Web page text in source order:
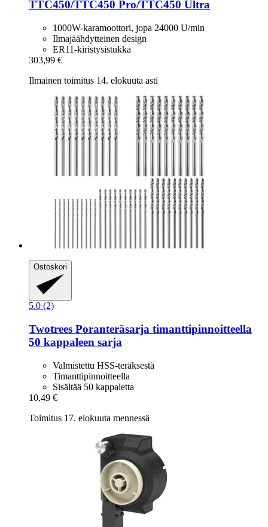
TTC450/TTC450 Pro/TTC450 Ultra
1000W-karamoottori, jopa 24000 U/min
Ilmajäähdytteinen design
ER11-kiristysistukka
303,99 €
Ilmainen toimitus 14. elokuuta asti
Ostoskori
5.0 (2)
Twotrees Poranteräsarja timanttipinnoitteella
50 kappaleen sarja
Valmistettu HSS-teräksestä
Timanttipinnoitteella
Sisältää 50 kappaletta
10,49 €
Toimitus 17. elokuuta mennessä